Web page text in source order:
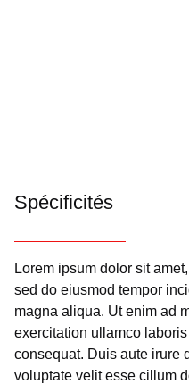
Spécificités
Lorem ipsum dolor sit
sed do eiusmod tempor
magna aliqua. Ut enim ad
exercitation ullamco
consequat. Duis aute irure
voluptate velit esse cillum